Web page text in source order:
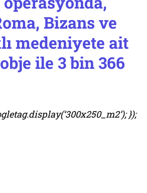
Bizans ve
medeniyete ait
ile 3 bin 366
});